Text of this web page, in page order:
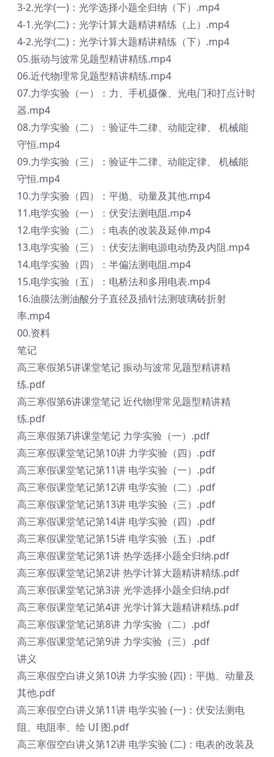
3-2.光学(一)：光学选择小题全归纳（下）.mp4
4-1.光学(二)：光学计算大题精讲精练（上）.mp4
4-2.光学(二)：光学计算大题精讲精练（下）.mp4
05.振动与波常见题型精讲精练.mp4
06.近代物理常见题型精讲精练.mp4
07.力学实验（一）：力、手机摄像、光电门和打点计时
器.mp4
08.力学实验（二）：验证牛二律、动能定律、 机械能
守恒.mp4
09.力学实验（三）：验证牛二律、动能定律、 机械能
守恒.mp4
10.力学实验（四）：平抛、动量及其他.mp4
11.电学实验（一）：伏安法测电阻.mp4
12.电学实验（二）：电表的改装及延伸.mp4
13.电学实验（三）：伏安法测电源电动势及内阻.mp4
14.电学实验（四）：半偏法测电阻.mp4
15.电学实验（五）：电桥法和多用电表.mp4
16.油膜法测油酸分子直径及插针法测玻璃砖折射
率.mp4
00.资料
笔记
高三寒假第5讲课堂笔记 振动与波常见题型精讲精
练.pdf
高三寒假第6讲课堂笔记 近代物理常见题型精讲精
练.pdf
高三寒假第7讲课堂笔记 力学实验（一）.pdf
高三寒假课堂笔记第10讲 力学实验（四）.pdf
高三寒假课堂笔记第11讲 电学实验（一）.pdf
高三寒假课堂笔记第12讲 电学实验（二）.pdf
高三寒假课堂笔记第13讲 电学实验（三）.pdf
高三寒假课堂笔记第14讲 电学实验（四）.pdf
高三寒假课堂笔记第15讲 电学实验（五）.pdf
高三寒假课堂笔记第1讲 热学选择小题全归纳.pdf
高三寒假课堂笔记第2讲 热学计算大题精讲精练.pdf
高三寒假课堂笔记第3讲 光学选择小题全归纳.pdf
高三寒假课堂笔记第4讲 光学计算大题精讲精练.pdf
高三寒假课堂笔记第8讲 力学实验（二）.pdf
高三寒假课堂笔记第9讲 力学实验（三）.pdf
讲义
高三寒假空白讲义第10讲 力学实验 (四)：平抛、动量及
其他.pdf
高三寒假空白讲义第11讲 电学实验 (一)：伏安法测电
阻、电阻率、绘 UI 图.pdf
高三寒假空白讲义第12讲 电学实验 (二)：电表的改装及